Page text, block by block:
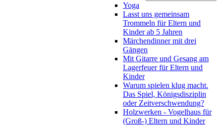
Yoga
Lasst uns gemeinsam
Trommeln für Eltern und
Kinder ab 5 Jahren
Märchendinner mit drei
Gängen
Mit Gitarre und Gesang am
Lagerfeuer für Eltern und
Kinder
Warum spielen klug macht.
Das Spiel, Königsdisziplin
oder Zeitverschwendung?
Holzwerken - Vogelhaus für
(Groß-) Eltern und Kinder